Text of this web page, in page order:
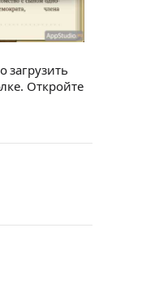
загрузить
Откройте